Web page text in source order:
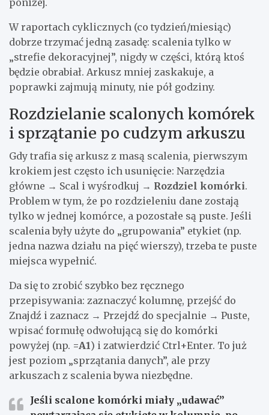
W raportach cyklicznych (co tydzień/miesiąc)
dobrze trzymać jedną zasadę: scalenia tylko w
„strefie dekoracyjnej”, nigdy w części, którą ktoś
będzie obrabiał. Arkusz mniej zaskakuje, a
poprawki zajmują minuty, nie pół godziny.
Rozdzielanie scalonych komórek
i sprzątanie po cudzym arkuszu
Gdy trafia się arkusz z masą scalenia, pierwszym
krokiem jest często ich usunięcie: Narzędzia
główne → Scal i wyśrodkuj → Rozdziel komórki.
Problem w tym, że po rozdzieleniu dane zostają
tylko w jednej komórce, a pozostałe są puste. Jeśli
scalenia były użyte do „grupowania” etykiet (np.
jedna nazwa działu na pięć wierszy), trzeba te puste
miejsca wypełnić.
Da się to zrobić szybko bez ręcznego
przepisywania: zaznaczyć kolumnę, przejść do
Znajdź i zaznacz → Przejdź do specjalnie → Puste,
wpisać formułę odwołującą się do komórki
powyżej (np. =A1) i zatwierdzić Ctrl+Enter. To już
jest poziom „sprzątania danych”, ale przy
arkuszach z scalenia bywa niezbędne.
Jeśli scalone komórki miały „udawać”